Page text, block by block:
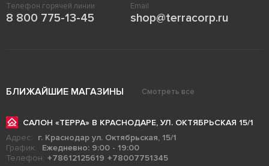
Телефон горячей линии
8 800 775-13-45
Email
shop@terracorp.ru
БЛИЖАЙШИЕ МАГАЗИНЫ Смотреть все
САЛОН «ТЕРРА» В КРАСНОДАРЕ, УЛ. ОКТЯБРЬСКАЯ 15/1
Адрес:
г. Краснодар ул. Октябрьская, 15/1
График:
Ежедневно: 9:00 - 19:00
Телефон: +78612125619 +78007751345